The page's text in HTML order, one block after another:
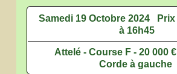
Samedi 19 Octobre 2024
Prix
à 16h45
Attelé - Course F - 20 000
Corde à gauche